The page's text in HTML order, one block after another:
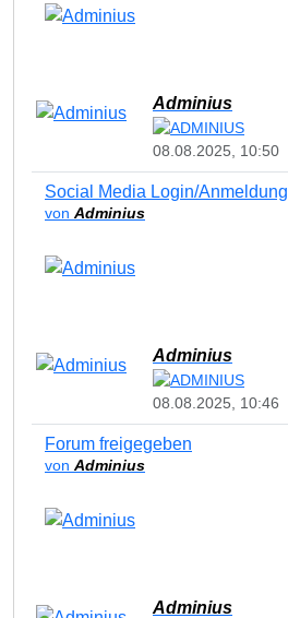
Adminius
08.08.2025, 10:50
Social Media Login/Anmeldung
von Adminius
Adminius
08.08.2025, 10:46
Forum freigegeben
von Adminius
Adminius